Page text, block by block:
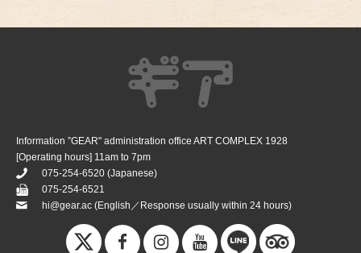
Information ”GEAR" administration office ART COMPLEX 1928
[Operating hours] 11am to 7pm
075-254-6520 (Japanese)
075-254-6521
hi@gear.ac (English／Response usually within 24 hours)